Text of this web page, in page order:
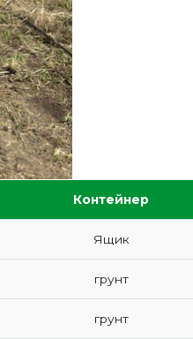
Контейнер
Ящик
грунт
грунт